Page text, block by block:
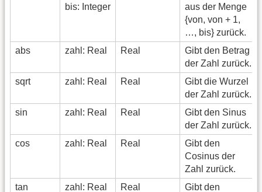
bis: Integer
aus der Menge
{von, von + 1,
…, bis} zurück.
abs
zahl: Real Real
Gibt den Betrag
der Zahl zurück.
sqrt
zahl: Real Real
Gibt die Wurzel
der Zahl zurück.
sin
zahl: Real Real
Gibt den Sinus
der Zahl zurück.
cos
zahl: Real Real
Gibt den
Cosinus der
Zahl zurück.
tan
zahl: Real Real Gibt den